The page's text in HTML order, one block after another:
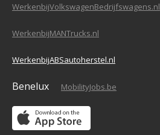
WerkenbijVolkswagenBedrijfswagens.nl
WerkenbijMANTrucks.nl
WerkenbijABSautoherstel.nl
Benelux MobilityJobs.be